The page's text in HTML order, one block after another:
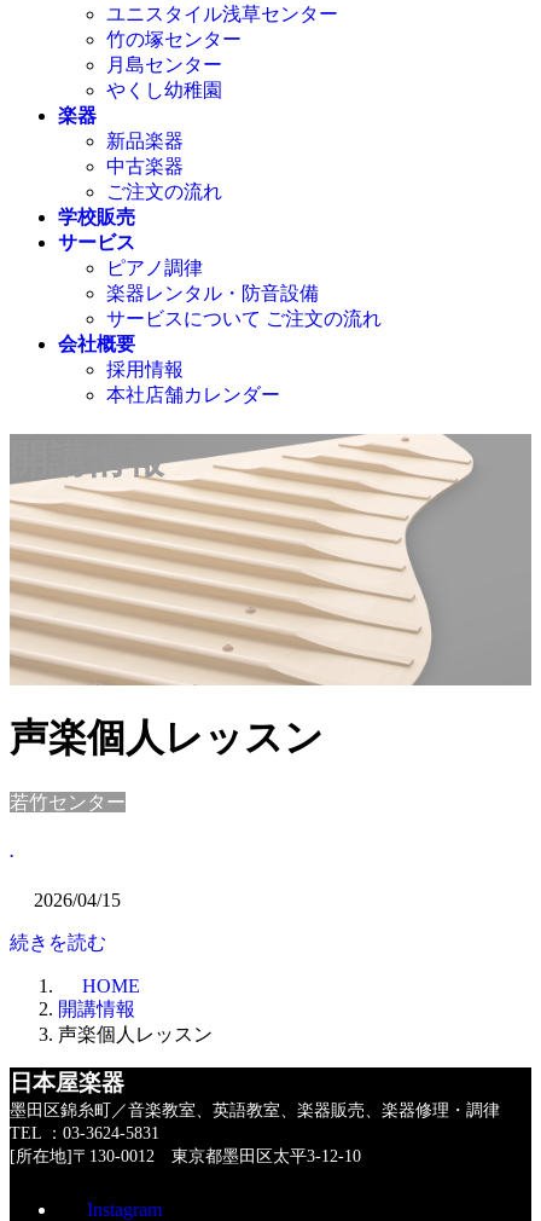
ユニスタイル浅草センター
竹の塚センター
月島センター
やくし幼稚園
楽器
新品楽器
中古楽器
ご注文の流れ
学校販売
サービス
ピアノ調律
楽器レンタル・防音設備
サービスについて ご注文の流れ
会社概要
採用情報
本社店舗カレンダー
開講情報
声楽個人レッスン
若竹センター
.
2026/04/15
続きを読む
HOME
開講情報
声楽個人レッスン
日本屋楽器
墨田区錦糸町／音楽教室、英語教室、楽器販売、楽器修理・調律
TEL ：03-3624-5831
[所在地]〒130-0012 東京都墨田区太平3-12-10
Instagram